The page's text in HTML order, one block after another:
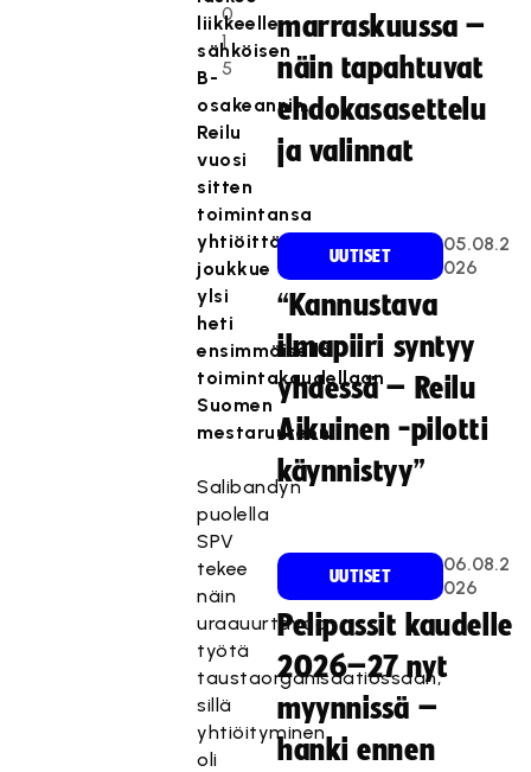
0
1
5
liikkeelle
sähköisen
B-
osakeannin.
Reilu
vuosi
sitten
toimintansa
yhtiöittänyt
joukkue
ylsi
heti
ensimmäisellä
toimintakaudellaan
Suomen
mestaruuteen.
Salibandyn
puolella
SPV
tekee
näin
uraauurtavaa
työtä
taustaorganisaatiossaan,
sillä
yhtiöityminen
oli
marraskuussa –
näin tapahtuvat
ehdokasasettelu
ja valinnat
UUTISET
05.08.2
026
“Kannustava
ilmapiiri syntyy
yhdessä – Reilu
Aikuinen -pilotti
käynnistyy”
UUTISET
06.08.2
026
Pelipassit kaudelle
2026–27 nyt
myynnissä –
hanki ennen